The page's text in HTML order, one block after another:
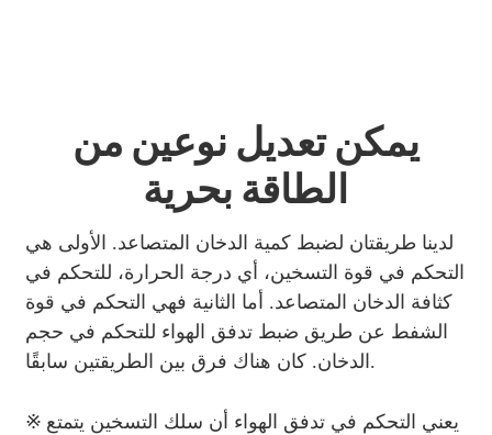
يمكن تعديل نوعين من
الطاقة بحرية
لدينا طريقتان لضبط كمية الدخان المتصاعد. الأولى هي
التحكم في قوة التسخين، أي درجة الحرارة، للتحكم في
كثافة الدخان المتصاعد. أما الثانية فهي التحكم في قوة
الشفط عن طريق ضبط تدفق الهواء للتحكم في حجم
الدخان. كان هناك فرق بين الطريقتين سابقًا.
※ يعني التحكم في تدفق الهواء أن سلك التسخين يتمتع